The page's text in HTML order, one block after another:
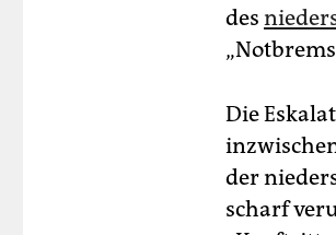
des
Die
der
scharf